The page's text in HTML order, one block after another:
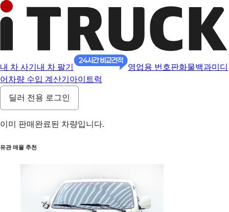
내 차 사기 내 차 팔기 영업용 번호판화물백과미디
어 차량 수입 계산기 아이트럭
딜러 전용 로그인
이미 판매완료된 차량입니다.
유관 매물 추천